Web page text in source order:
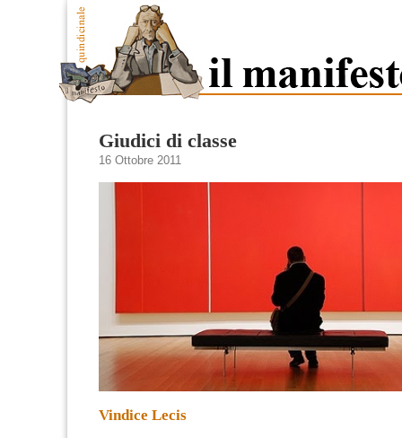
Giudici di classe
16 Ottobre 2011
Vindice Lecis